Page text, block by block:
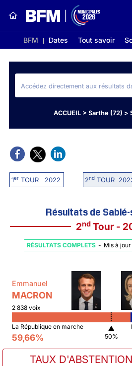
BFM Dates Tout savoir
ACCUEIL> Sarthe (72) >
1erTOUR 2022 2ndTOUR
Résultats de
2ndTour -
RÉSULTATS COMPLETS - Mis à
Emmanuel
MACRON
2 838 voix
La République en marche
59,66%
▲
50%
TAUX D'ABSTENTION